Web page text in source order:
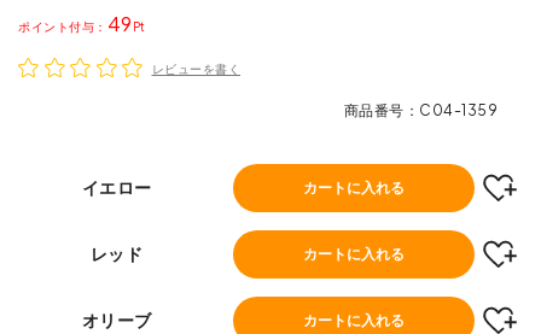
49
ポイント
レビューを書く
商品番号 C04-1359
イエロー カートに入れる
レッド カートに入れる
オリーブ カートに入れる